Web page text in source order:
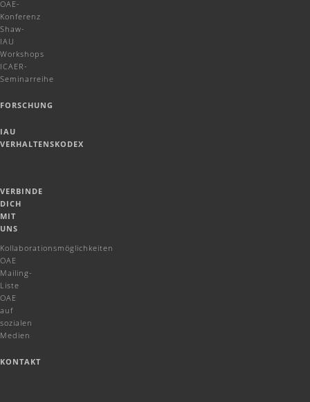
OAE-
Konferenz
Shaw-
IAU
Workshops
ICAER-
Seminarreihe
FORSCHUNG
IAU
VERHALTENSKODEX
VERBINDE
DICH
MIT
UNS
Kollaborationsmöglichkeiten
OAE
Mailing-
Liste
OAE
auf
sozialen
Medien
KONTAKT